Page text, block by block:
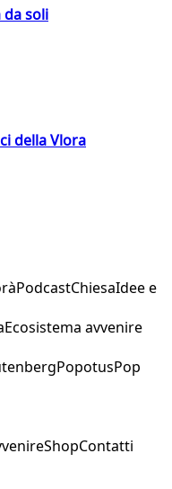
da soli
della Vlora
PodcastChiesaIdee e
Ecosistema avvenire
PopotusPop
ShopContatti